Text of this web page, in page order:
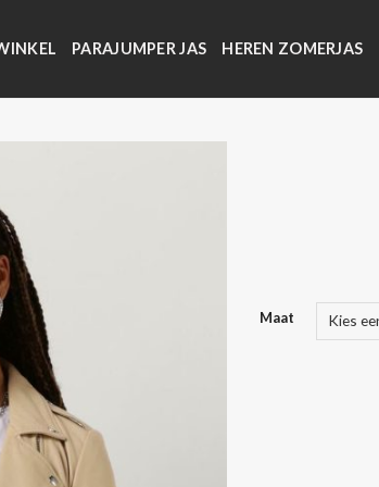
PARAJUMPER JAS HEREN ZOMERJAS
Maat